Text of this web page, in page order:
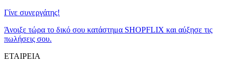
Γίνε συνεργάτης!
Άνοιξε τώρα το δικό σου κατάστημα SHOPFLIX και αύξησε τις
πωλήσεις σου.
ΕΤΑΙΡΕΙΑ